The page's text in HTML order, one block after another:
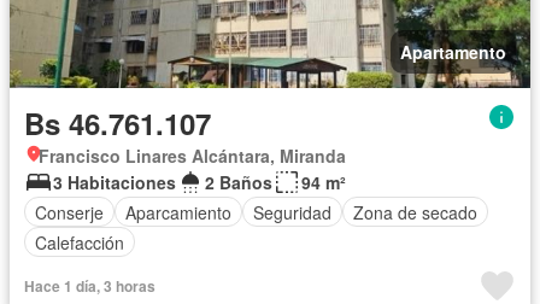
Apartamento
Bs 46.761.107
Francisco Linares Alcántara, Miranda
3 Habitaciones
2 Baños
94 m²
Conserje
Aparcamiento Seguridad
Zona de secado
Calefacción
Hace 1 día, 3 horas